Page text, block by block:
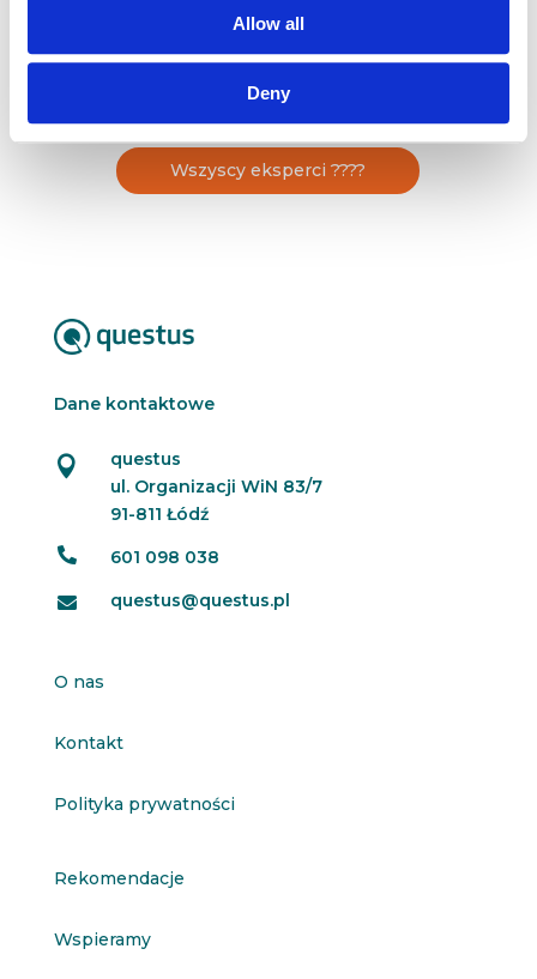
Allow all
Deny
w mediach społecznościowych na kierunku
Wszyscy eksperci ????
Dane kontaktowe

questus
ul. Organizacji WiN 83/7
91-811 Łódź
 601 098 038
 questus@questus.pl
O nas
Kontakt
Polityka prywatności
Rekomendacje
Wspieramy